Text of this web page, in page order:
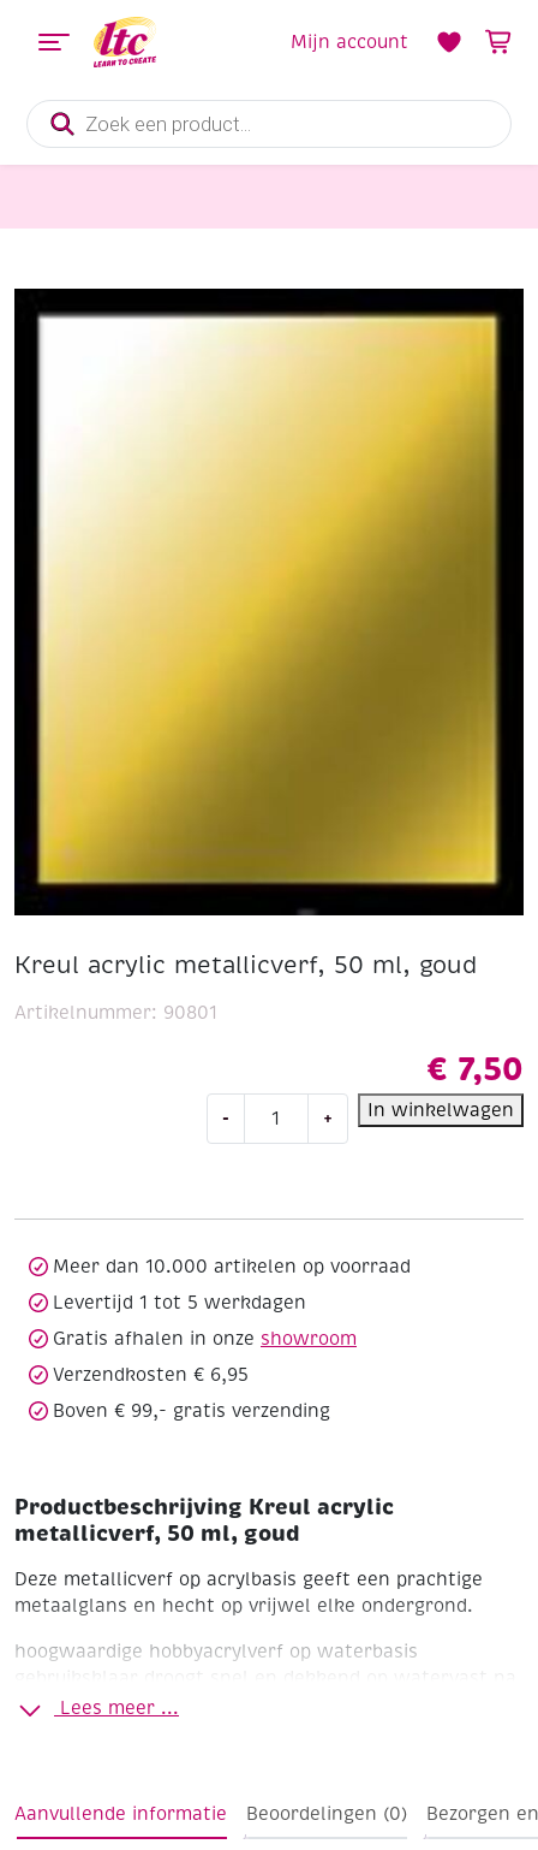
Producten
zoeken
Mijn account
Kreul acrylic metallicverf, 50 ml, goud
€ 7,50
-
aantal
+ In winkelwagen
Artikelnummer: 90801
Meer dan 10.000 artikelen op voorraad
Levertijd 1 tot 5 werkdagen
Gratis afhalen in onze showroom
Verzendkosten € 6,95
Boven € 99,- gratis verzending
Productbeschrijving Kreul acrylic
metallicverf, 50 ml, goud
Deze metallicverf op acrylbasis geeft een prachtige
metaalglans en hecht op vrijwel elke ondergrond.
hoogwaardige hobbyacrylverf op waterbasis
droginghecht op vrijwel iedere schone vetvrije
Lees meer ...
Aanvullende informatie Beoordelingen (0) Bezorgen